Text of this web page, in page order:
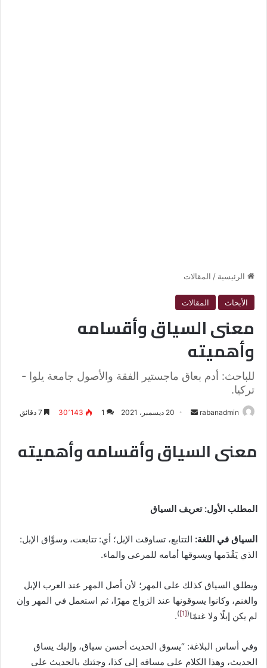
الرئيسية / المقالات
الأبحاث المقالات
معنى السياق وأقسامه
وأهميته
للباحث: أدم بعاق ماجستير الفقة والأصول جامعة يلوا -
تركيا.
rabanadmin
ل
د
إ
ل
ت
ر
و
20 ديسمبر، 2021 1 30٬143
معنى السياق وأقسامه وأهميته
المطلب الأول: تعريف السياق
السياق في اللغة: التتابع، تساوقت الإبل؛ أي: تتابعت، وسوَّاق الإبل:
الذي يَقْدَمها ويسوقها أمامه للمرعى والماء.
ويطلق السياق كذلك على المهر؛ لأن أصل المهر عند العرب الإبل
والغنم، وكانوا يسوقونها عند الزواج مهرًا، ثم استعمل في المهر وإن
لم يكن إبلًا ولا غنمًا(
[1]
)
.
وفي أساس البلاغة: “يسوق الحديث أحسن سياق، وإليك يساق
الحديث، وهذا الكلام على مساقه إلى كذا، وجئتك بالحديث على